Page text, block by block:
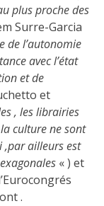
plus proche des
Surre-Garcia
de l’autonomie
avec l’état
et de
et
, les librairies
culture ne sont
,par ailleurs est
« ) et
.